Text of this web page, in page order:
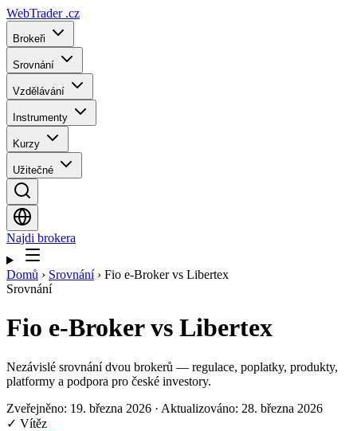
WebTrader .cz
Brokeři
Srovnání
Vzdělávání
Instrumenty
Kurzy
Užitečné
Najdi brokera
Domů › Srovnání › Fio e-Broker vs Libertex
Srovnání
Fio e-Broker vs Libertex
Nezávislé srovnání dvou brokerů — regulace, poplatky, produkty,
platformy a podpora pro české investory.
Zveřejněno: 19. března 2026 · Aktualizováno: 28. března 2026
✓ Vítěz